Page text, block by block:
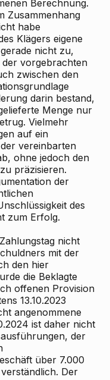
Berechnung.
Zusammenhang
habe
Klägers eigene
nicht zu,
der vorgebrachten
zwischen den
darin bestand,
Menge nur
Vielmehr
auf ein
vereinbarten
ohne jedoch den
präzisieren.
der
des
zum Erfolg.
nicht
mit der
den hier
die Beklagte
offenen Provision
13.10.2023
angenommene
ist daher nicht
der
über 7.000
Der